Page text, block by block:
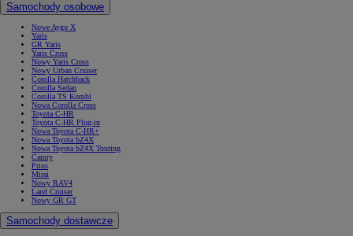
Samochody osobowe
Nowe Aygo X
Yaris
GR Yaris
Yaris Cross
Nowy Yaris Cross
Nowy Urban Cruiser
Corolla Hatchback
Corolla Sedan
Corolla TS Kombi
Nowa Corolla Cross
Toyota C-HR
Toyota C-HR Plug-in
Nowa Toyota C-HR+
Nowa Toyota bZ4X
Nowa Toyota bZ4X Touring
Camry
Prius
Mirai
Nowy RAV4
Land Cruiser
Nowy GR GT
Samochody dostawcze